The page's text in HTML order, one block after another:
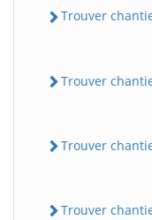
Trouver
Trouver
Trouver
Trouver